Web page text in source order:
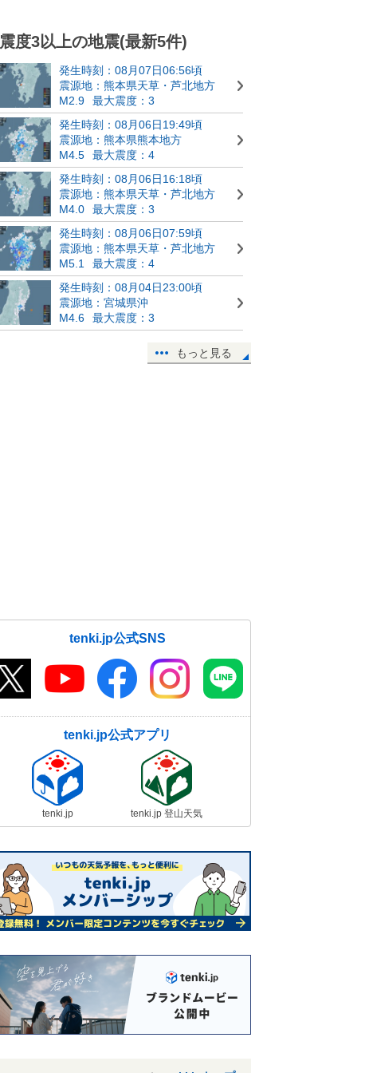
震度3以上の地震(最新5件)
発生時刻：08月07日06:56頃
震源地：熊本県天草・芦北地方
M2.9
最大震度：3
発生時刻：08月06日19:49頃
震源地：熊本県熊本地方
M4.5
最大震度：4
発生時刻：08月06日16:18頃
震源地：熊本県天草・芦北地方
M4.0
最大震度：3
発生時刻：08月06日07:59頃
震源地：熊本県天草・芦北地方
M5.1
最大震度：4
発生時刻：08月04日23:00頃
震源地：宮城県沖
M4.6
最大震度：3
もっと見る
tenki.jp公式SNS
tenki.jp公式アプリ
tenki.jp tenki.jp 登山天気